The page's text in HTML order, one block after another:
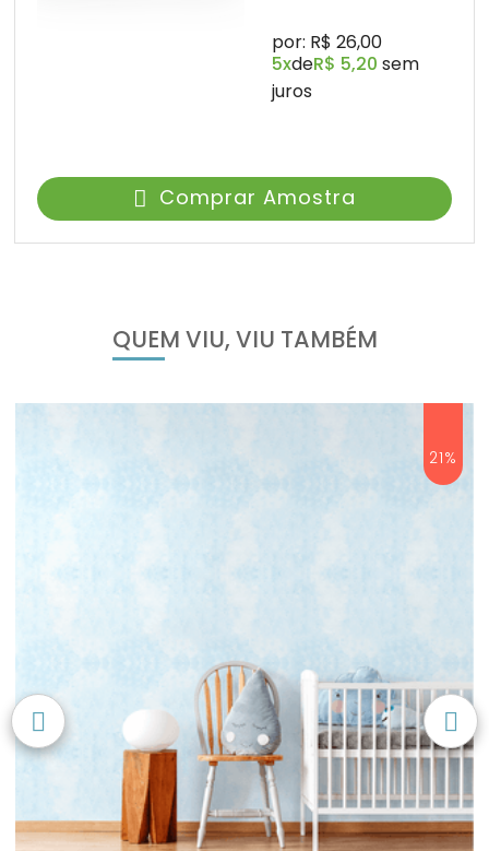
por: R$ 26,00
5xdeR$ 5,20 sem
juros
Comprar Amostra
QUEM VIU, VIU TAMBÉM
21%